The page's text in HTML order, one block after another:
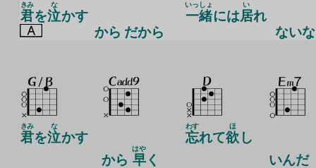
君
きみ
を泣
な
かす
から だから
一緒
いっしょ
には居
い
れ
ないな
君
きみ
を泣
な
かす
から 早
はや
く
忘
わす
れて欲
ほ
し
いんだ